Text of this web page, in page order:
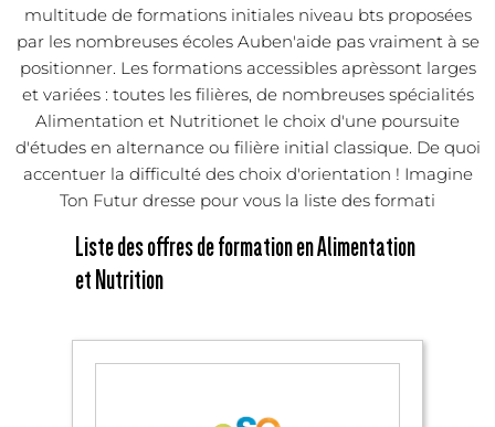
multitude de formations initiales niveau bts proposées
par les nombreuses écoles Auben'aide pas vraiment à se
positionner. Les formations accessibles aprèssont larges
et variées : toutes les filières, de nombreuses spécialités
Alimentation et Nutritionet le choix d'une poursuite
d'études en alternance ou filière initial classique. De quoi
accentuer la difficulté des choix d'orientation ! Imagine
Ton Futur dresse pour vous la liste des formati
Liste des offres de formation en Alimentation
et Nutrition